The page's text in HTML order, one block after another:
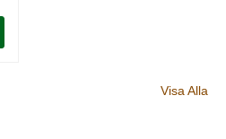
Visa Alla